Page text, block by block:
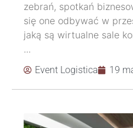
zebrań, spotkań
się one odbywać w
jaką są wirtualne sale
...
Event Logistica 19